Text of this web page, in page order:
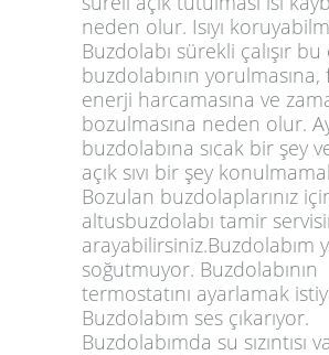
neden olur. Isıyı
Buzdolabı sürekli çalışır bu
buzdolabının yorulmasına,
enerji harcamasına ve
bozulmasına neden olur.
buzdolabına sıcak bir şey
açık sıvı bir şey
Bozulan buzdolaplarınız
altusbuzdolabı tamir
arayabilirsiniz.Buzdolabım
soğutmuyor. Buzdolabının
termostatını ayarlamak
Buzdolabım ses çıkarıyor.
Buzdolabımda su sızıntısı